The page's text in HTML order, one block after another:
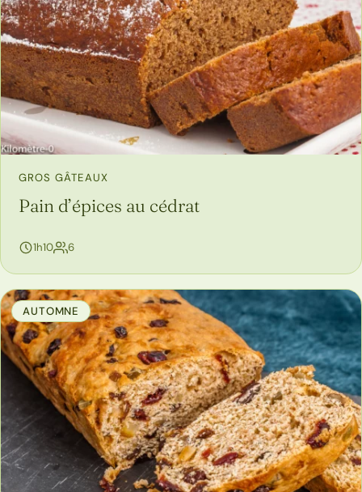
GROS GÂTEAUX
Pain d’épices au cédrat
1h10 6personnes
AUTOMNE